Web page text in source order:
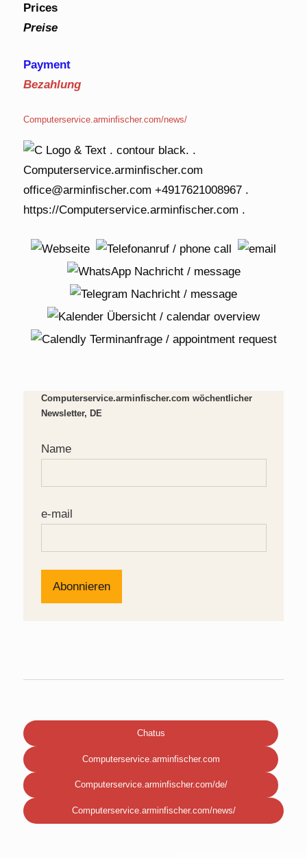
Prices
Preise
Payment
Bezahlung
Computerservice.arminfischer.com/news/
Computerservice.arminfischer.com wöchentlicher
Newsletter, DE
Name
e-mail
Chatus
Computerservice.arminfischer.com
Computerservice.arminfischer.com/de/
Computerservice.arminfischer.com/news/